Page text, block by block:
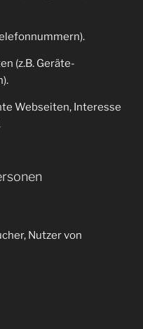
(z.B. Geräte-
Webseiten, Interesse
Nutzer von